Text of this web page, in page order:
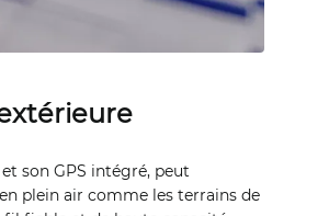
son GPS intégré, peut
plein air comme les terrains de